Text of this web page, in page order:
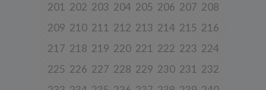
201 202 203 204 205 206 207 208
209 210 211 212 213 214 215 216
217 218 219 220 221 222 223 224
225 226 227 228 229 230 231 232
3. Zakres przetwarzanych danych
udostępniają w historii przeglądania stron i aplikacji w ramach
aktywności użytkownika na stronie).
Spółka przetwarza również dane, które użytkownik podaje w celu